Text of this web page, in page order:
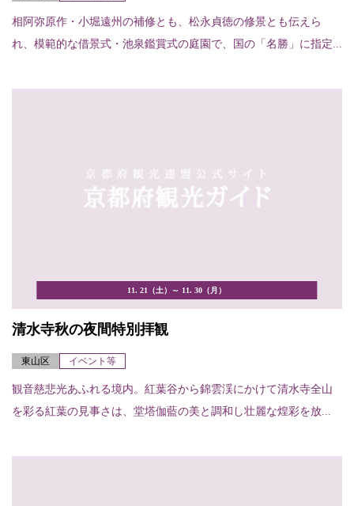
相阿弥原作・小堀遠州の補修とも、松永貞徳の修景とも伝えら
れ、模範的な借景式・池泉鑑賞式の庭園で、国の「名勝」に指定...
11. 21（土）～ 11. 30（月）
清水寺秋の夜間特別拝観
東山区 イベント等
観音慈悲光あふれる境内。紅葉谷から錦雲渓にかけて清水寺全山
を彩る紅葉の見事さは、堂塔伽藍の美と調和し壮麗な煌彩を放...